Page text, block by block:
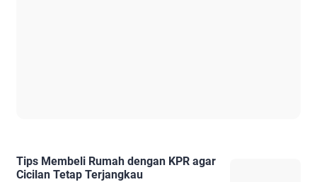
Tips Membeli Rumah dengan KPR agar
Cicilan Tetap Terjangkau